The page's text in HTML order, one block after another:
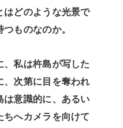
はどのような光景で
ものなのか。
、私は杵島が写した
、次第に目を奪われ
は意識的に、あるい
ちへカメラを向けて